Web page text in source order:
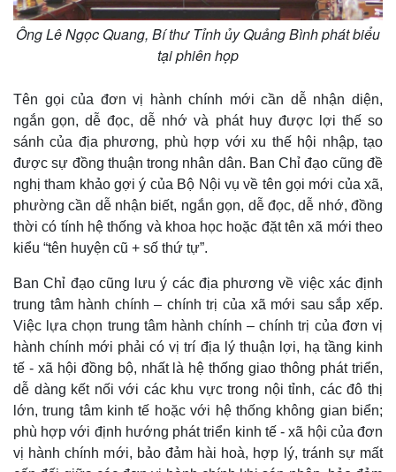
Quan sát
Cuộc sống đó đây
Hồ sơ
Multimedia
Ảnh
E-Magazine
Ông Lê Ngọc Quang, Bí thư Tỉnh ủy Quảng Bình phát biểu
tại phiên họp
Tên gọi của đơn vị hành chính mới cần dễ nhận diện,
ngắn gọn, dễ đọc, dễ nhớ và phát huy được lợi thế so
sánh của địa phương, phù hợp với xu thế hội nhập, tạo
được sự đồng thuận trong nhân dân. Ban Chỉ đạo cũng đề
nghị tham khảo gợi ý của Bộ Nội vụ về tên gọi mới của xã,
phường cần dễ nhận biết, ngắn gọn, dễ đọc, dễ nhớ, đồng
thời có tính hệ thống và khoa học hoặc đặt tên xã mới theo
kiểu “tên huyện cũ + số thứ tự”.
Ban Chỉ đạo cũng lưu ý các địa phương về việc xác định
trung tâm hành chính – chính trị của xã mới sau sắp xếp.
Việc lựa chọn trung tâm hành chính – chính trị của đơn vị
hành chính mới phải có vị trí địa lý thuận lợi, hạ tầng kinh
tế - xã hội đồng bộ, nhất là hệ thống giao thông phát triển,
dễ dàng kết nối với các khu vực trong nội tỉnh, các đô thị
lớn, trung tâm kinh tế hoặc với hệ thống không gian biển;
phù hợp với định hướng phát triển kinh tế - xã hội của đơn
vị hành chính mới, bảo đảm hài hoà, hợp lý, tránh sự mất